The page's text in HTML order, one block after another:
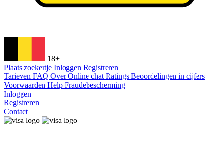
18+
Plaats zoekertje Inloggen Registreren
Tarieven FAQ OverOnline chat Ratings Beoordelingen in cijfers
Voorwaarden Help Fraudebescherming
Inloggen
Registreren
Contact